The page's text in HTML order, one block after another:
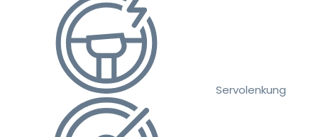
Servolenkung